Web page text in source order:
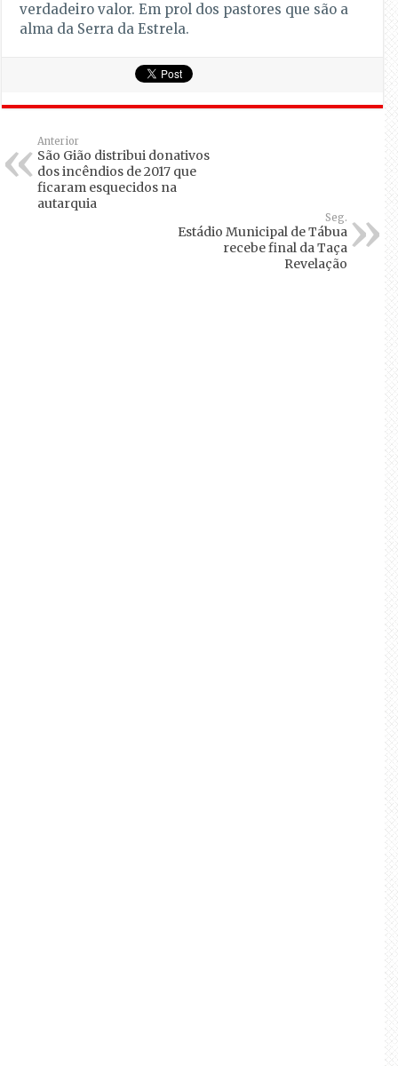
verdadeiro valor. Em prol dos pastores que são a
alma da Serra da Estrela.
Anterior
São Gião distribui donativos
dos incêndios de 2017 que
ficaram esquecidos na
autarquia
Seg.
Estádio Municipal de Tábua
recebe final da Taça
Revelação